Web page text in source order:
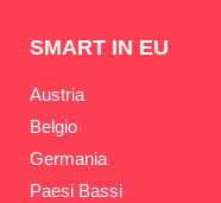
SMART IN EU
Austria
Belgio
Germania
Paesi Bassi